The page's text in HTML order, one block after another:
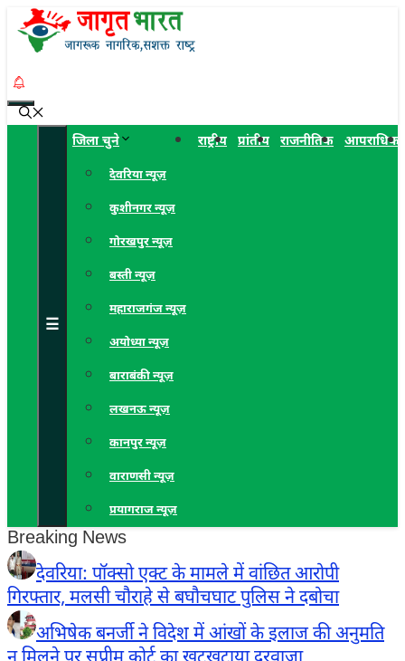
Skip
to
Menu
☰
जिला चुने
देवरिया न्यूज़
कुशीनगर न्यूज़
गोरखपुर न्यूज़
बस्ती न्यूज़
महाराजगंज न्यूज़
अयोध्या न्यूज़
बाराबंकी न्यूज़
लखनऊ न्यूज़
कानपुर न्यूज़
वाराणसी न्यूज़
प्रयागराज न्यूज़
राष्ट्रीय प्रांतीय राजनीतिक आपराधिक
Breaking News
देवरिया: पॉक्सो एक्ट के मामले में वांछित आरोपी
गिरफ्तार, मलसी चौराहे से बघौचघाट पुलिस ने दबोचा
अभिषेक बनर्जी ने विदेश में आंखों के इलाज की अनुमति